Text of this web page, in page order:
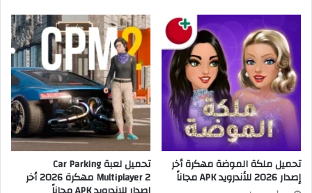
تحميل ملكة الموضة مهكرة أخر
إصدار 2026 للأندرويد APK مجاناً
تحميل لعبة Car Parking
Multiplayer 2 مهكرة 2026 أخر